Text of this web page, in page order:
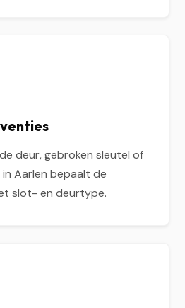
deur, gebroken sleutel of
Aarlen bepaalt de
slot- en deurtype.